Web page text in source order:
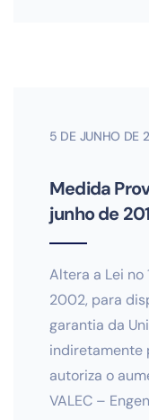
5 DE JUNHO DE
Medida
junho de
Altera a Lei no
2002, para
garantia da
indiretamente
autoriza o
VALEC –